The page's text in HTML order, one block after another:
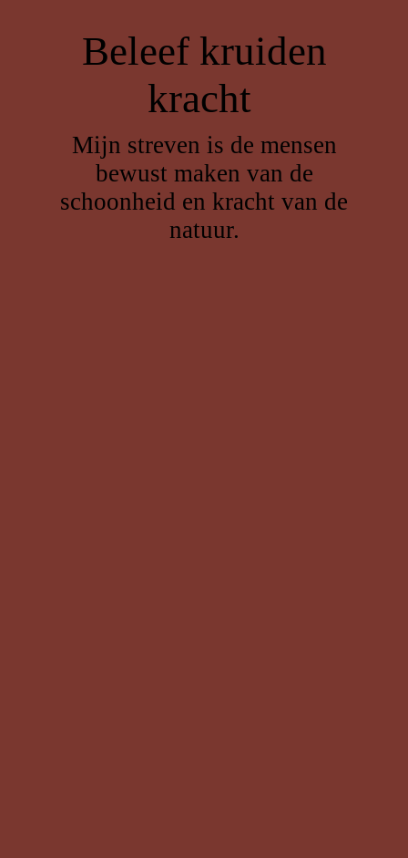
Beleef kruiden
kracht
Mijn streven is de mensen
bewust maken van de
schoonheid en kracht van de
natuur.